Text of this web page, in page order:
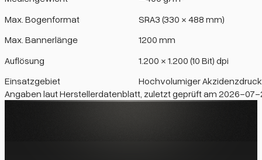
Max. Bogenformat
SRA3 (330 × 488 mm)
Max. Bannerlänge
1200 mm
Auflösung
1.200 × 1.200 (10 Bit) dpi
Einsatzgebiet
Hochvolumiger Akzidenzdruck
Angaben laut Herstellerdatenblatt, zuletzt geprüft am 2026-07-